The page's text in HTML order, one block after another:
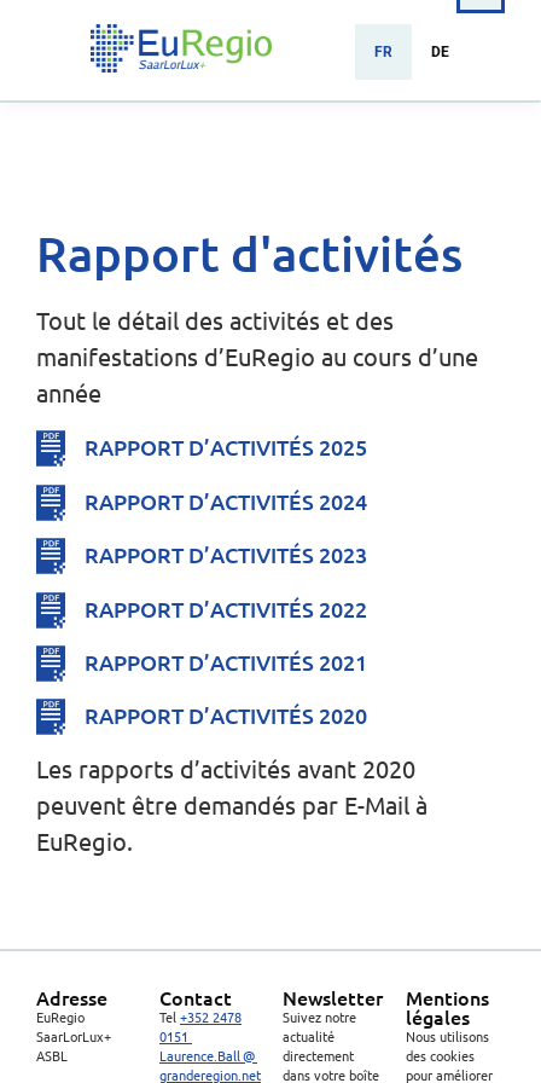
FR DE
Rapport d'activités
Tout le détail des activités et des
manifestations d’EuRegio au cours d’une
année
RAPPORT D’ACTIVITÉS 2025
RAPPORT D’ACTIVITÉS 2024
RAPPORT D’ACTIVITÉS 2023
RAPPORT D’ACTIVITÉS 2022
RAPPORT D’ACTIVITÉS 2021
RAPPORT D’ACTIVITÉS 2020
Les rapports d’activités avant 2020
peuvent être demandés par E-Mail à
EuRegio.
Adresse
EuRegio
SaarLorLux+
ASBL
Contact
Tel +352 2478
0151
Laurence.Ball @
granderegion.net
Newsletter
Suivez notre
actualité
directement
dans votre boîte
Mentions
légales
Nous utilisons
des cookies
pour améliorer